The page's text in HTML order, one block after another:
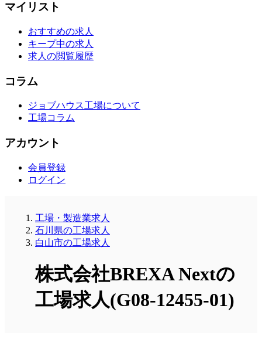
マイリスト
おすすめの求人
キープ中の求人
求人の閲覧履歴
コラム
ジョブハウス工場について
工場コラム
アカウント
会員登録
ログイン
工場・製造業求人
石川県の工場求人
白山市の工場求人
株式会社BREXA Nextの
工場求人(G08-12455-01)